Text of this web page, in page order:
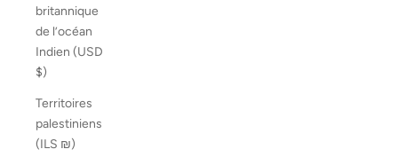
britannique
de l’océan
Indien (USD
$)
Territoires
palestiniens
(ILS ₪)